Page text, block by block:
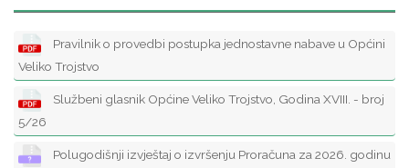
Pravilnik o provedbi postupka jednostavne nabave u Općini
Veliko Trojstvo
Službeni glasnik Općine Veliko Trojstvo, Godina XVIII. - broj
5/26
Polugodišnji izvještaj o izvršenju Proračuna za 2026. godinu